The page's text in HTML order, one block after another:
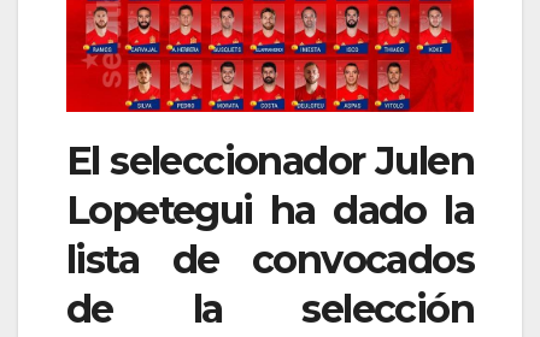
El seleccionador Julen
Lopetegui ha dado la
lista de convocados
de la selección